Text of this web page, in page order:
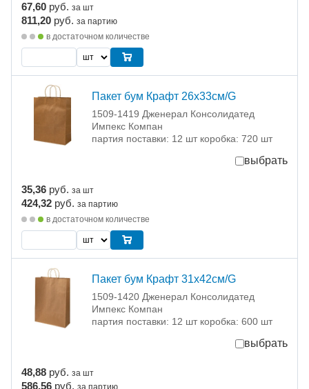
67,60 руб. за шт
811,20 руб. за партию
в достаточном количестве
Пакет бум Крафт 26х33см/G
1509-1419 Дженерал Консолидатед
Импекс Компан
партия поставки: 12 шт коробка: 720 шт
выбрать
35,36 руб. за шт
424,32 руб. за партию
в достаточном количестве
Пакет бум Крафт 31х42см/G
1509-1420 Дженерал Консолидатед
Импекс Компан
партия поставки: 12 шт коробка: 600 шт
выбрать
48,88 руб. за шт
586,56 руб. за партию